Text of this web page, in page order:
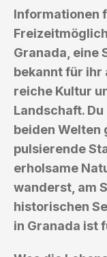
Informationen
Granada, eine
bekannt für ihr
reiche Kultur
Landschaft.
beiden Welten
pulsierende
erholsame
wanderst, am
historischen
in Granada ist